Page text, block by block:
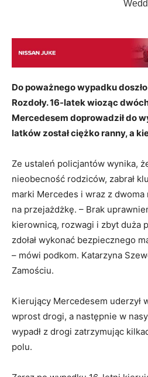
Do poważnego wypadku
Rozdoły. 16-latek wioząc
Mercedesem doprowadził do
latków został ciężko ranny, a
Ze ustaleń policjantów wynika,
nieobecność rodziców, zabrał
marki Mercedes i wraz z
na przejażdżkę. – Brak
kierownicą, rozwagi i zbyt duża
zdołał wykonać bezpiecznego
– mówi podkom. Katarzyna
Zamościu.
Kierujący Mercedesem uderzył
wprost drogi, a następnie w
wypadł z drogi zatrzymując
polu.